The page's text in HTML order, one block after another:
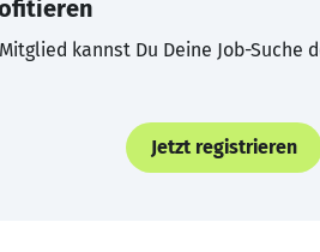
kannst Du Deine Job-Suche
Jetzt registrieren